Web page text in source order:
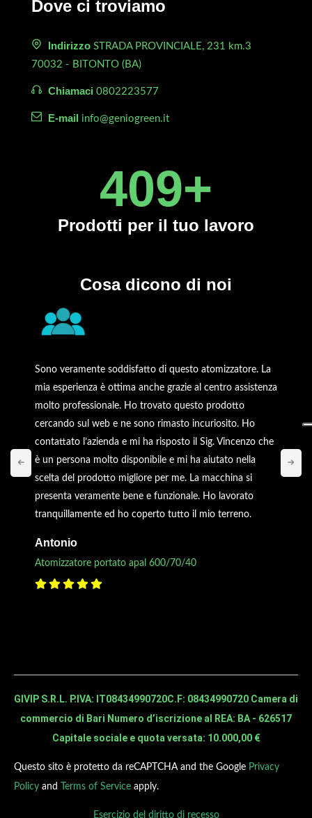
Dove ci troviamo
Indirizzo STRADA PROVINCIALE, 231 km.3
70032 - BITONTO (BA)
Chiamaci 0802223577
E-mail info@geniogreen.it
450+
Prodotti per il tuo lavoro
Cosa dicono di noi
Sono veramente soddisfatto di questo atomizzatore. La
mia esperienza è ottima anche grazie al centro assistenza
molto professionale. Ho trovato questo prodotto
cercando sul web e ne sono rimasto incuriosito. Ho
contattato l’azienda e mi ha risposto il Sig. Vincenzo che
è un persona molto disponibile e mi ha aiutato nella
scelta del prodotto migliore per me. La macchina si
presenta veramente bene e funzionale. Ho lavorato
tranquillamente ed ho coperto tutto il mio terreno.
Antonio
Atomizzatore portato apal 600/70/40
GIVIP S.R.L. P.IVA: IT08434990720C.F: 08434990720 Camera di
commercio di Bari Numero d’iscrizione al REA: BA - 626517
Capitale sociale e quota versata: 10.000,00 €
Questo sito è protetto da reCAPTCHA and the Google Privacy
Policy and Terms of Service apply.
Esercizio del diritto di recesso